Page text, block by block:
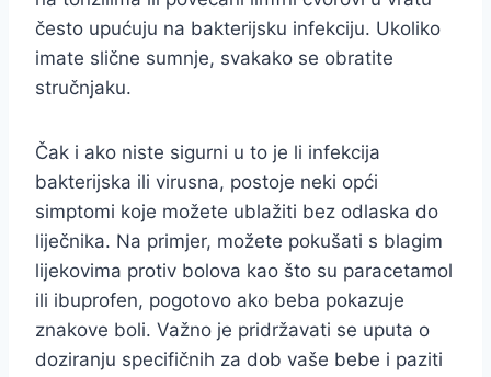
često upućuju na bakterijsku infekciju. Ukoliko
imate slične sumnje, svakako se obratite
stručnjaku.
Čak i ako niste sigurni u to je li infekcija
bakterijska ili virusna, postoje neki opći
simptomi koje možete ublažiti bez odlaska do
liječnika. Na primjer, možete pokušati s blagim
lijekovima protiv bolova kao što su paracetamol
ili ibuprofen, pogotovo ako beba pokazuje
znakove boli. Važno je pridržavati se uputa o
doziranju specifičnih za dob vaše bebe i paziti